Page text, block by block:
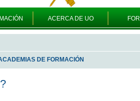
ACERCA DE UO
DE FORMACIÓN